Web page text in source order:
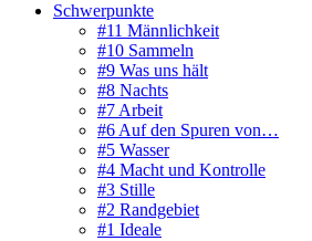
Schwerpunkte
#11 Männlichkeit
#10 Sammeln
#9 Was uns hält
#8 Nachts
#7 Arbeit
#6 Auf den Spuren von…
#5 Wasser
#4 Macht und Kontrolle
#3 Stille
#2 Randgebiet
#1 Ideale